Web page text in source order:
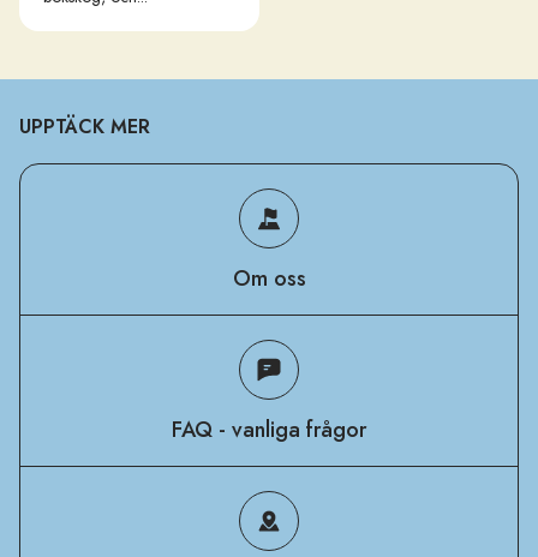
UPPTÄCK MER
Om oss
FAQ - vanliga frågor